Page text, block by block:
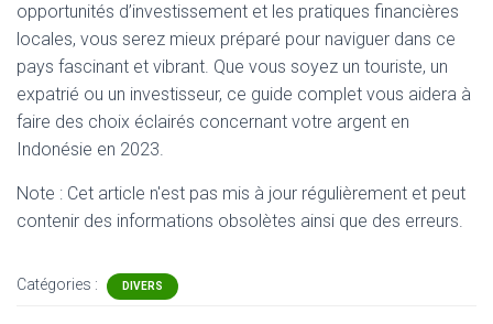
opportunités d’investissement et les pratiques financières
locales, vous serez mieux préparé pour naviguer dans ce
pays fascinant et vibrant. Que vous soyez un touriste, un
expatrié ou un investisseur, ce guide complet vous aidera à
faire des choix éclairés concernant votre argent en
Indonésie en 2023.
Note : Cet article n'est pas mis à jour régulièrement et peut
contenir des informations obsolètes ainsi que des erreurs.
Catégories : DIVERS